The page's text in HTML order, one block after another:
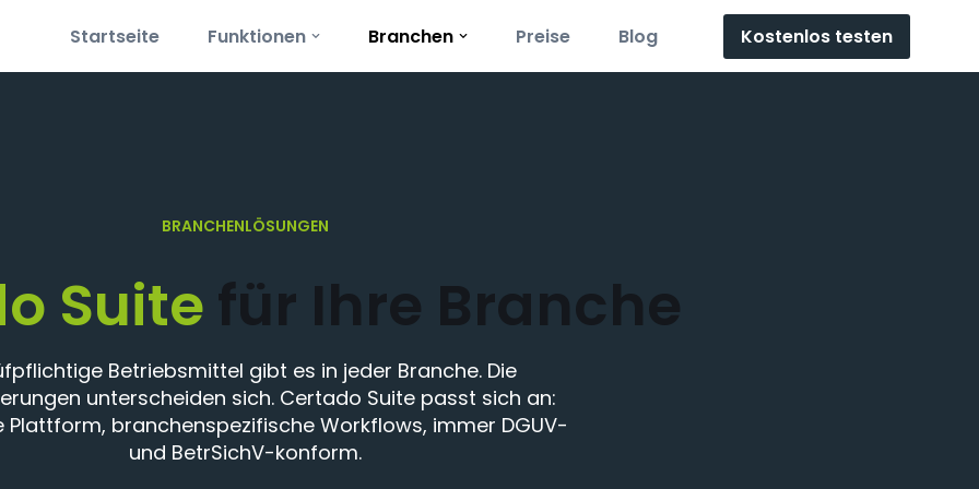
Startseite Funktionen Branchen Preise Blog Kostenlos testen
BRANCHENLÖSUNGEN
Suitefür Ihre Branche
Betriebsmittel gibt es in jeder Branche. Die
unterscheiden sich. Certado Suite passt sich an:
Plattform, branchenspezifische Workflows, immer DGUV-
und BetrSichV-konform.